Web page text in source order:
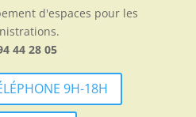
d'espaces pour les
44 28 05
9H-18H